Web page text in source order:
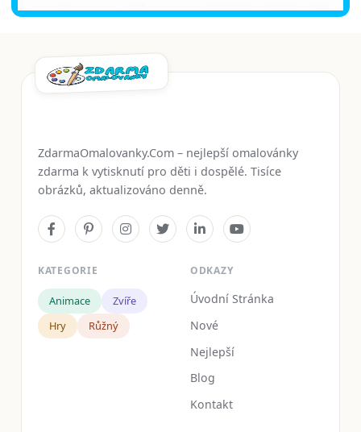
ZdarmaOmalovanky.Com – nejlepší omalovánky
zdarma k vytisknutí pro děti i dospělé. Tisíce
obrázků, aktualizováno denně.
KATEGORIE
Animace
Zvíře
Hry
Růžný
ODKAZY
Úvodní Stránka
Nové
Nejlepší
Blog
Kontakt